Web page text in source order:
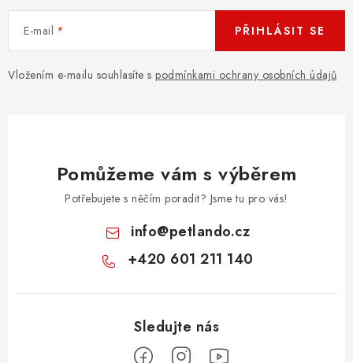
E-mail
Vložením e-mailu souhlasíte s podmínkami ochrany osobních údajů
PŘIHLÁSIT SE
Pomůžeme vám s výběrem
Potřebujete s něčím poradit? Jsme tu pro vás!
info@petlando.cz
+420 601 211 140